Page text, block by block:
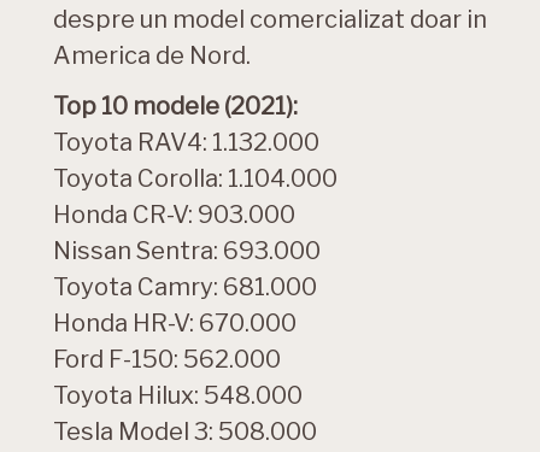
despre un model comercializat doar in
America de Nord.
Top 10 modele (2021):
Toyota RAV4: 1.132.000
Toyota Corolla: 1.104.000
Honda CR-V: 903.000
Nissan Sentra: 693.000
Toyota Camry: 681.000
Honda HR-V: 670.000
Ford F-150: 562.000
Toyota Hilux: 548.000
Tesla Model 3: 508.000